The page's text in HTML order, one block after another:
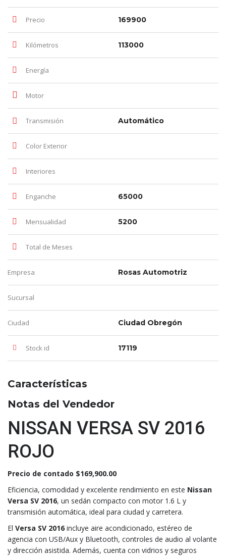
Precio 169900
Kilómetros 113000
Energía
Motor
Transmisión Automático
Color Exterior
Interiores
Enganche 65000
Mensualidad 5200
Total de Meses
Empresa Rosas Automotriz
Sucursal
Ciudad Ciudad Obregón
Stock id 17119
Características
Notas del Vendedor
NISSAN VERSA SV 2016
ROJO
Precio de contado $169,900.00
Eficiencia, comodidad y excelente rendimiento en este Nissan
Versa SV 2016, un sedán compacto con motor 1.6 L y
transmisión automática, ideal para ciudad y carretera.
El Versa SV 2016 incluye aire acondicionado, estéreo de
agencia con USB/Aux y Bluetooth, controles de audio al volante
y dirección asistida. Además, cuenta con vidrios y seguros